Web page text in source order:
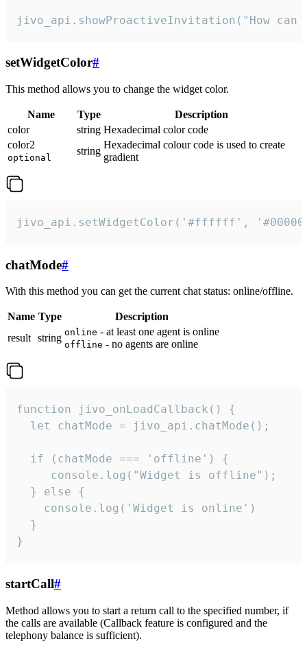
jivo_api.showProactiveInvitation("How
setWidgetColor#
This method allows you to change the widget color.
Name Type
Description
color
string Hexadecimal color code
color2
optional
string
Hexadecimal colour code is used to create
gradient
jivo_api.setWidgetColor('#ffffff',
chatMode#
With this method you can get the current chat status: online/offline.
Name Type
Description
result string online - at least one agent is online
offline - no agents are online
function jivo_onLoadCallback() {
  let chatMode = jivo_api.chatMode();
  if (chatMode === 'offline') {
     console.log("Widget is offline");
  } else {
    console.log('Widget is online')
  }
}
startCall#
Method allows you to start a return call to the specified number, if
the calls are available (Callback feature is configured and the
telephony balance is sufficient).